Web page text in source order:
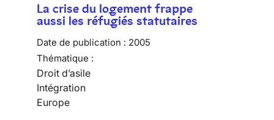
La crise du logement frappe
aussi les réfugiés statutaires
Date de publication : 2005
Thématique :
Droit d’asile
Intégration
Europe